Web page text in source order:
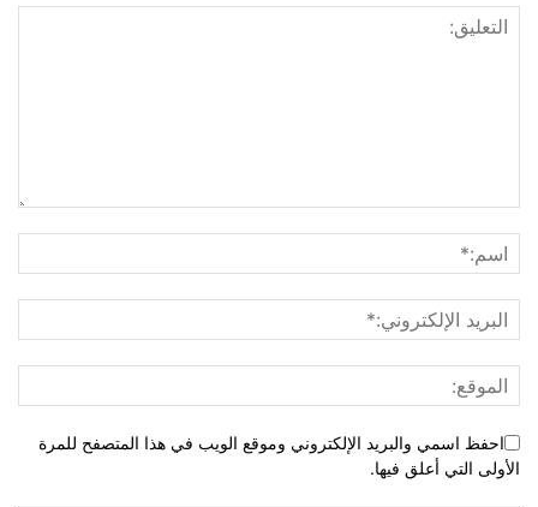
احفظ اسمي والبريد الإلكتروني وموقع الويب في هذا المتصفح للمرة
الأولى التي أعلق فيها.